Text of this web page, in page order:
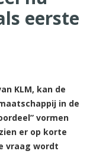
eerste
KLM, kan de
in de
vormen
er op korte
vraag wordt